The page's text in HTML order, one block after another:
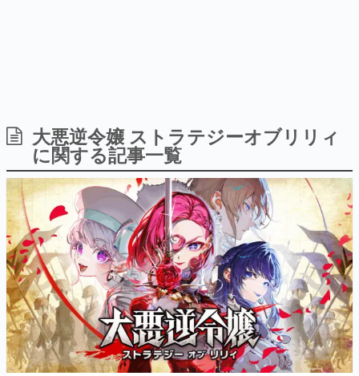
日本のコンテンツ産業やカルチャーに与えた影響を探る企
画です。
日本モバイルゲーム産業史
日本のモバイルゲーム史における主要なトピック・タイト
ルを網羅するほか、開発者へのインタビューや識者による
解説を掲載。約20年の歴史が一望できる決定版！
若ゲのいたり〜ゲームクリエイターの青春〜
『うつヌケ』『ペンと箸』等で知られるマンガ家・田中圭
一先生によるゲーム業界レポートマンガです。
なんでゲームは面白い？
ゲーム開発者・hamatsu氏がゲームの魅力を画面や操作の
具体的な形から解き明かしていく、硬派で骨太な評論連載
です。
ゲームが変えた日本語
大悪逆令嬢 ストラテジーオブリリィ
に関する記事一覧